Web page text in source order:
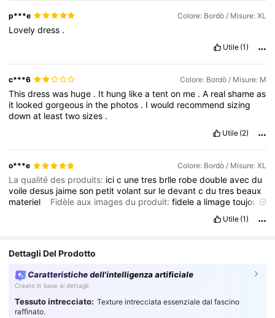
p***e Colore: Bordò / Misure: XL
Lovelydress .
Utile (1)
c***6 Colore: Bordò / Misure: M
Thisdresswas huge . It hung likeatenton me .A realshameas
it lookedgorgeous inthe photos . Iwould recommendsizing
downat leasttwosizes .
Utile (2)
o***e Colore: Bordò / Misure: XL
La qualité des produits: icic unetres brlle robedoubleavecdu
voiledesus jaimeson petitvolantsur ledevantcdutres beaux
materiel
Fidèle aux images du produit:fidelea limagetoujour
bienadapte
Utile (1)
Dettagli Del Prodotto
Caratteristiche dell'intelligenza artificiale
Creato in base ai dettagli
Tessuto intrecciato: Texture intrecciata essenziale dal fascino
raffinato.